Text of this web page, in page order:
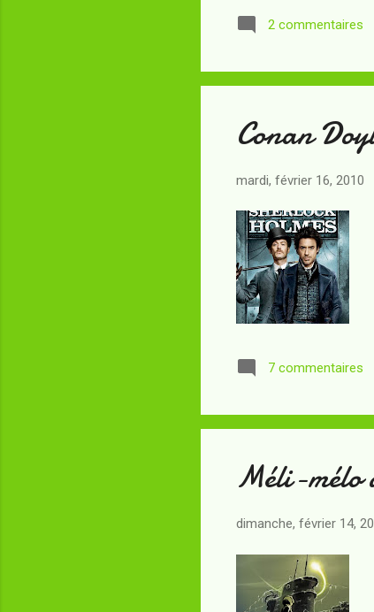
2 commentaires
Conan
mardi, février 16, 2010
7 commentaires
Méli-mélo
dimanche, février 14,